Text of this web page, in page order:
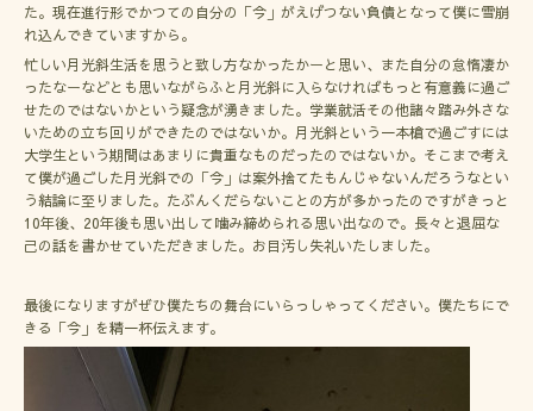
た。現在進行形でかつての自分の「今」がえげつない負債となって僕に雪崩
れ込んできていますから。
忙しい月光斜生活を思うと致し方なかったかーと思い、また自分の怠惰凄か
ったなーなどとも思いながらふと月光斜に入らなければもっと有意義に過ご
せたのではないかという疑念が湧きました。学業就活その他諸々踏み外さな
いための立ち回りができたのではないか。月光斜という一本槍で過ごすには
大学生という期間はあまりに貴重なものだったのではないか。そこまで考え
て僕が過ごした月光斜での「今」は案外捨てたもんじゃないんだろうなとい
う結論に至りました。たぶんくだらないことの方が多かったのですがきっと
10年後、20年後も思い出して噛み締められる思い出なので。長々と退屈な
己の話を書かせていただきました。お目汚し失礼いたしました。
最後になりますがぜひ僕たちの舞台にいらっしゃってください。僕たちにで
きる「今」を精一杯伝えます。